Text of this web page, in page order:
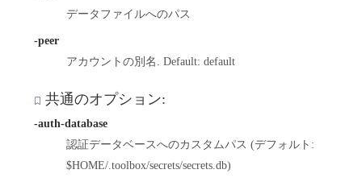
データファイルへのパス
-peer
アカウントの別名. Default: default
共通のオプション:
-auth-database
認証データベースへのカスタムパス (デフォルト:
$HOME/.toolbox/secrets/secrets.db)